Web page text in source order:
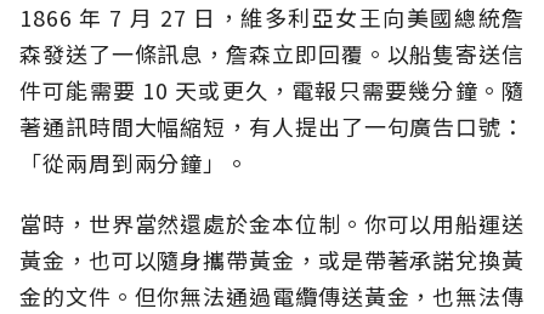
1866 年 7 月 27 日，維多利亞女王向美國總統詹
森發送了一條訊息，詹森立即回覆。以船隻寄送信
件可能需要 10 天或更久，電報只需要幾分鐘。隨
著通訊時間大幅縮短，有人提出了一句廣告口號：
「從兩周到兩分鐘」。
當時，世界當然還處於金本位制。你可以用船運送
黃金，也可以隨身攜帶黃金，或是帶著承諾兌換黃
金的文件。但你無法通過電纜傳送黃金，也無法傳